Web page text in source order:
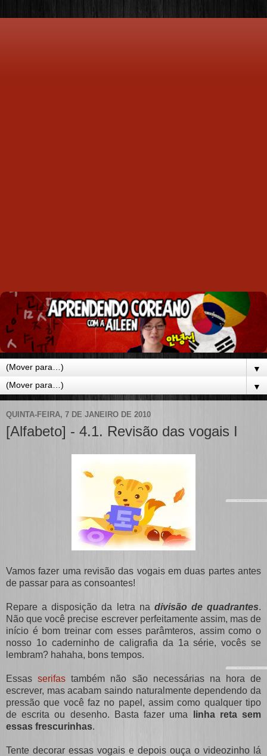
▼
▼
QUINTA-FEIRA, 7 DE JANEIRO DE 2010
[Alfabeto] - 4.1. Revisão das vogais I
Vamos fazer uma revisão das vogais em duas partes antes
de passar para as consoantes!
Repare a disposição da letra na divisão de quadrantes.
Não que você precise escrever perfeitamente assim, mas de
início é bom treinar com esses parâmteros, assim como o
nosso 1o caderninho de caligrafia da 1a série, vocês se
lembram? hahaha, bons tempos.
Essasserifas também não são necessárias na hora de
escrever, mas acabam saindo naturalmente dependendo da
pressão que você faz no papel, assim como qualquer tipo
de escrita ou desenho. Basta fazer uma
linha reta sem
essas frescurinhas.
Tente decorar essas vogais e depois ouça o videozinho lá